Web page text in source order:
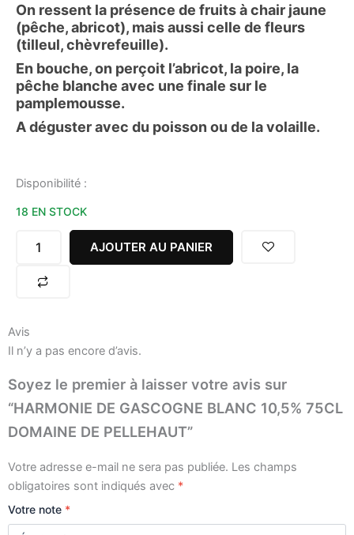
On ressent la présence de fruits à chair jaune
(pêche, abricot), mais aussi celle de fleurs
(tilleul, chèvrefeuille).
En bouche, on perçoit l’abricot, la poire, la
pêche blanche avec une finale sur le
pamplemousse.
A déguster avec du poisson ou de la volaille.
Disponibilité :
18 EN STOCK
quantité
HARMONIE
GASCOGNE
10,5%
75CL
PELLEHAUT
AJOUTER AU PANIER
Avis
Il n’y a pas encore d’avis.
Soyez le premier à laisser votre avis sur
“HARMONIE DE GASCOGNE BLANC 10,5% 75CL
DOMAINE DE PELLEHAUT”
Votre adresse e-mail ne sera pas publiée. Les champs
obligatoires sont indiqués avec *
Votre note *